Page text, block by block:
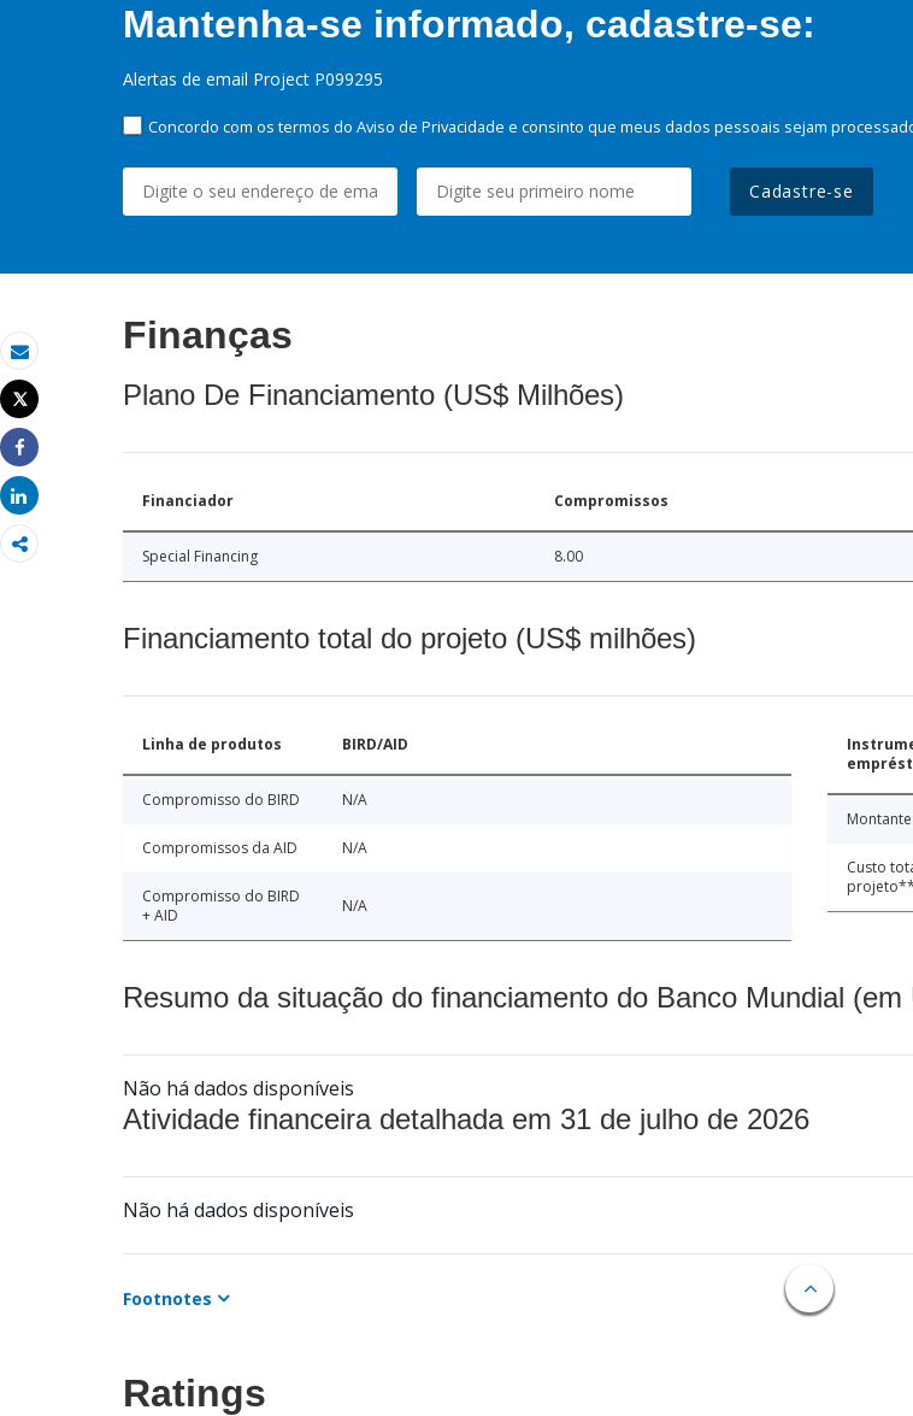
Email
Imprimir
Tweet
Share
Share
Mantenha-se informado, cadastre-se:
Alertas de email Project P099295
Concordo com os termos do Aviso de Privacidade e consinto que meus dados pessoais sejam
Cadastre-se
Finanças
Plano De Financiamento (US$ Milhões)
Financiador Compromissos
Special Financing 8.00
Financiamento total do projeto (US$ milhões)
Linha de produtos BIRD/AID
Compromisso do BIRD N/A
Compromissos da AID N/A
Compromisso do BIRD
+ AID
N/A
Custo
projeto**
Resumo da situação do financiamento do Banco Mundial
Não há dados disponíveis
Atividade financeira detalhada em 31 de julho de 2026
Não há dados disponíveis
Footnotes
Ratings